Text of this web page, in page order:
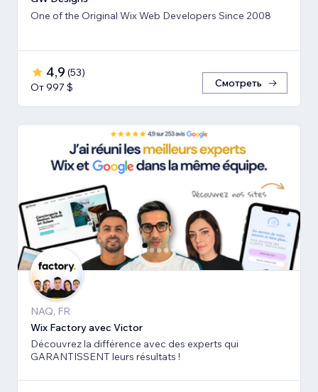
One of the Original Wix Web Developers Since 2008
4,9 (53)
От 997 $
Смотреть
NAQ, FR
Wix Factory avec Victor
Découvrez la différence avec des experts qui
GARANTISSENT leurs résultats !